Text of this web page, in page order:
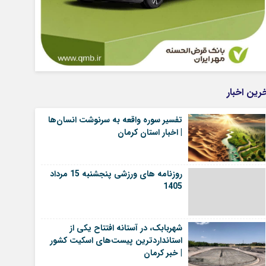
اخبار
تفسیر سوره واقعه به سرنوشت انسان‌ها
| اخبار استان کرمان
روزنامه های ورزشی پنجشنبه 15 مرداد
1405
شهربابک، در آستانه افتتاح یکی از
استانداردترین پیست‌های اسکیت کشور
| خبر کرمان